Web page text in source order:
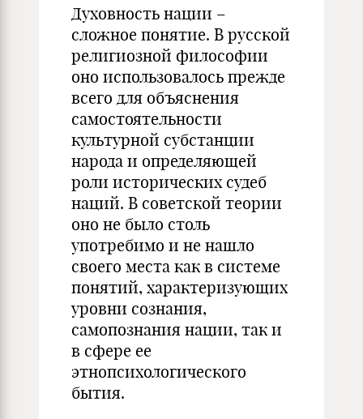
Духовность нации –
сложное понятие. В русской
религиозной философии
оно использовалось прежде
всего для объяснения
самостоятельности
культурной субстанции
народа и определяющей
роли исторических судеб
наций. В советской теории
оно не было столь
употребимо и не нашло
своего места как в системе
понятий, характеризующих
уровни сознания,
самопознания нации, так и
в сфере ее
этнопсихологического
бытия.